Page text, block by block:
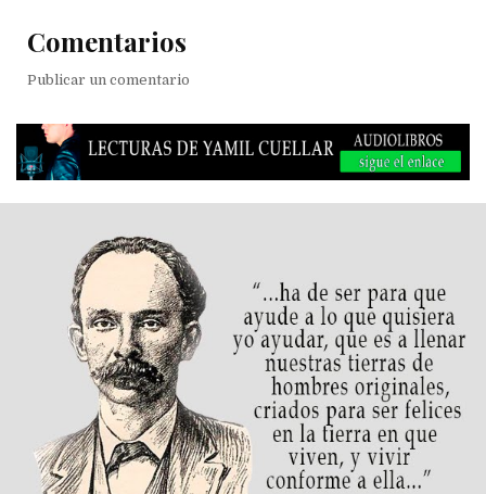
Comentarios
Publicar un comentario